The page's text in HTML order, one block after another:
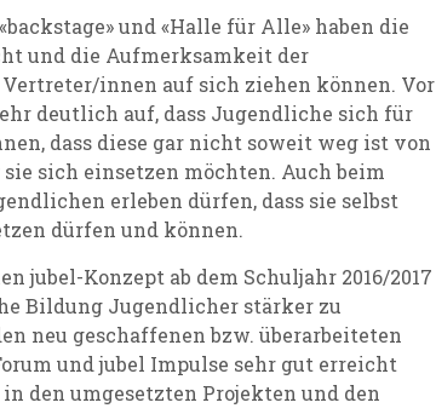
und «Halle für Alle» haben die
und die Aufmerksamkeit der
innen auf sich ziehen können. Vor
deutlich auf, dass Jugendliche sich für
dass diese gar nicht soweit weg ist von
sich einsetzen möchten. Auch beim
erleben dürfen, dass sie selbst
dürfen und können.
jubel-Konzept ab dem Schuljahr 2016/2017
Bildung Jugendlicher stärker zu
neu geschaffenen bzw. überarbeiteten
und jubel Impulse sehr gut erreicht
den umgesetzten Projekten und den